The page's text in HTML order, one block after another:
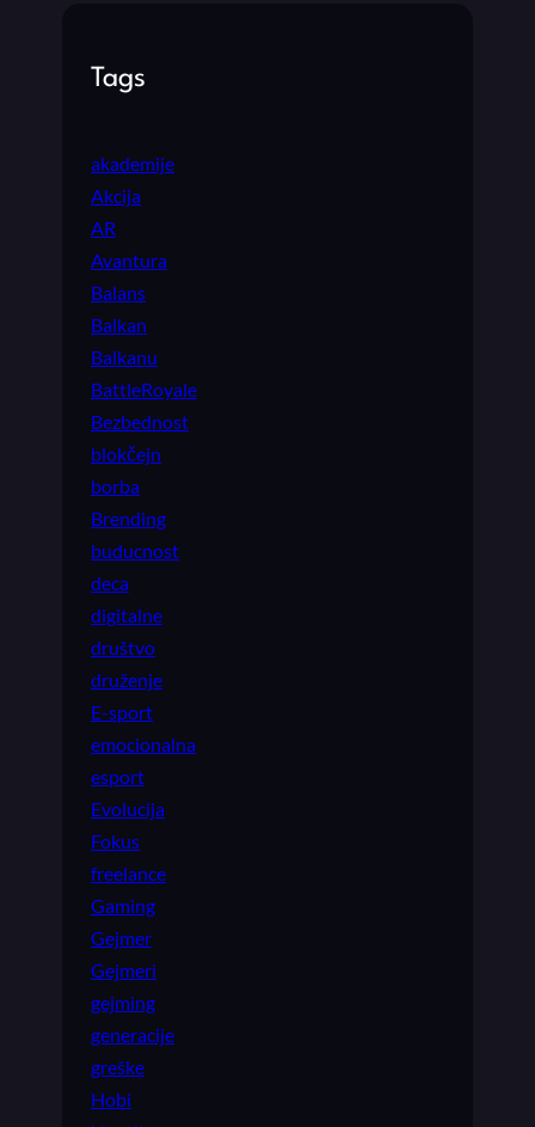
Tags
akademije
Akcija
AR
Avantura
Balans
Balkan
Balkanu
BattleRoyale
Bezbednost
blokčejn
borba
Brending
buducnost
deca
digitalne
društvo
druženje
E-sport
emocionalna
esport
Evolucija
Fokus
freelance
Gaming
Gejmer
Gejmeri
gejming
generacije
greške
Hobi